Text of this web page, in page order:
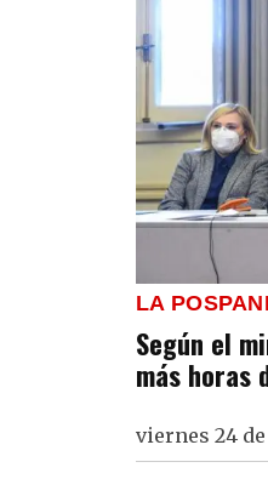
LA
Según el
más horas
viernes 24